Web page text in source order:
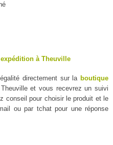
à Theuville
directement sur la boutique
et vous recevrez un suivi
conseil pour choisir le produit et le
ou par tchat pour une réponse